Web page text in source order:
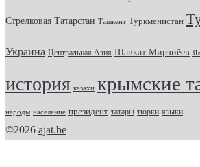
Стрелковая Татарстан Ташкент Туркменистан
Украина Центральная Азия Шавкат Мирзиёев
история казахи крымские
народы население президент татары тюрки языки
©2026 ajat.be